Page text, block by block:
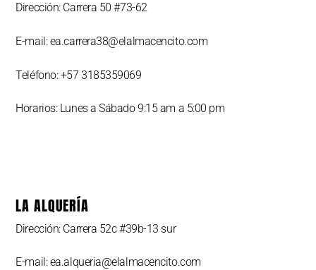
Dirección: Carrera 50 #73-62
E-mail: ea.carrera38@elalmacencito.com
Teléfono: +57 3185359069
Horarios: Lunes a Sábado 9:15 am a 5:00 pm
LA ALQUERÍA
Dirección: Carrera 52c #39b-13 sur
E-mail: ea.alqueria@elalmacencito.com